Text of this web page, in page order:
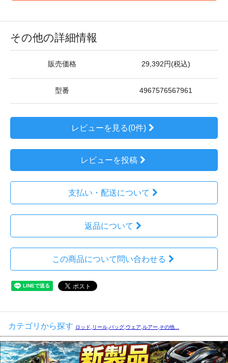
その他の詳細情報
販売価格 29,392円(税込)
型番 4967576567961
レビューを見る(0件)
レビューを投稿
支払い・配送について
返品について
この商品について問い合わせる
カテゴリから探す ロッド,リール,バッグ,ウェア,ルアー,その他...